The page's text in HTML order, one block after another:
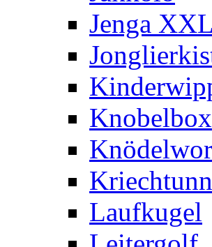
Jenga XXL
Knobelbox
Laufkugel